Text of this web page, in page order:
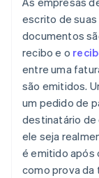
escrito de
documentos
recibo e o
entre uma
são emitidos.
um pedido de
destinatário de
ele seja
é emitido após
como prova da